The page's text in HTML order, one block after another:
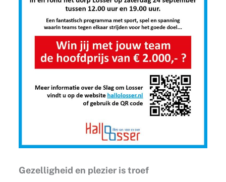
Gezelligheid en plezier is troef